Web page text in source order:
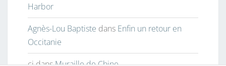
Harbor
Agnès-Lou Baptiste dans Enfin un retour en
Occitanie